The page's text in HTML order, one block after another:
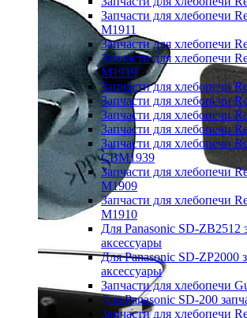
Запчасти для хлебопечи
M1911
Запчасти для хлебопечи
Запчасти для хлебопечи
M1919
Запчасти для хлебопечи
Запчасти для хлебопечи
Запчасти для хлебопечи
Запчасти для хлебопечи
Запчасти для хлебопечи
CBM1939
Запчасти для хлебопечи
M1909
Запчасти для хлебопечи
M1910
Для Panasonic SD-ZB2512
аксессуары
Для Panasonic SD-ZP2000
аксессуары
Запчасти для хлебопечи
Для Panasonic SD-200
Запчасти для хлебопечи